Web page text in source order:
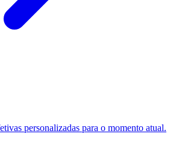
personalizadas para o momento atual.